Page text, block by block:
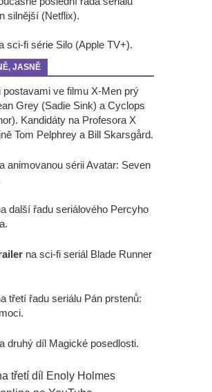
silnější (Netflix).
sci-fi série Silo (Apple TV+).
JASNĚ
postavami ve filmu X-Men prý
Grey (Sadie Sink) a Cyclops
Kandidáty na Profesora X
Tom Pelphrey a Bill Skarsgård.
animovanou sérii Avatar: Seven
další řadu seriálového Percyho
na sci-fi seriál Blade Runner
třetí řadu seriálu Pán prstenů:
druhý díl Magické posedlosti.
třetí díl Enoly Holmes